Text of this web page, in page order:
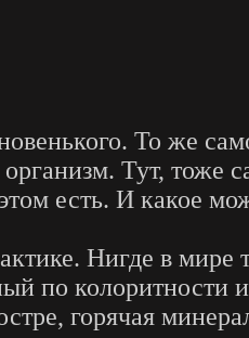
То же
Тут, тоже
есть. И какое
Нигде в мире
по колоритности и
горячая